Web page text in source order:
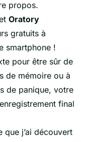
propos.
Oratory
gratuits à
smartphone !
pour être sûr de
de mémoire ou à
de panique, votre
final
que j’ai découvert